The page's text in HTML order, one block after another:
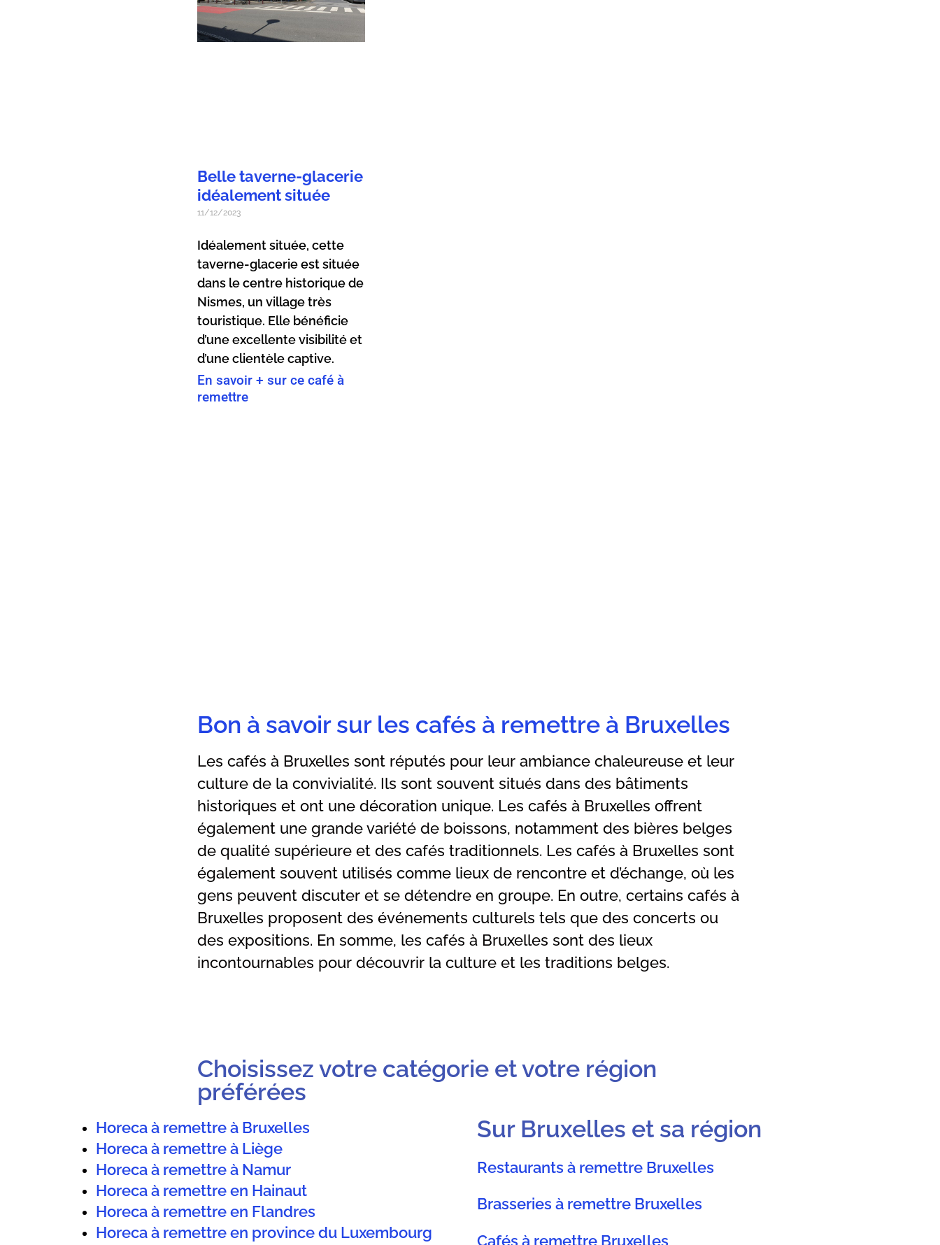
Belle taverne-glacerie
idéalement située
11/12/2023
Idéalement située, cette
taverne-glacerie est située
dans le centre historique de
Nismes, un village très
touristique. Elle bénéficie
d’une excellente visibilité et
d’une clientèle captive.
En savoir + sur ce café à
remettre
Bon à savoir sur les cafés à remettre à Bruxelles
Les cafés à Bruxelles sont réputés pour leur ambiance chaleureuse et leur
culture de la convivialité. Ils sont souvent situés dans des bâtiments
historiques et ont une décoration unique. Les cafés à Bruxelles offrent
également une grande variété de boissons, notamment des bières belges
de qualité supérieure et des cafés traditionnels. Les cafés à Bruxelles sont
également souvent utilisés comme lieux de rencontre et d’échange, où les
gens peuvent discuter et se détendre en groupe. En outre, certains cafés à
Bruxelles proposent des événements culturels tels que des concerts ou
des expositions. En somme, les cafés à Bruxelles sont des lieux
incontournables pour découvrir la culture et les traditions belges.
Choisissez votre catégorie et votre région
préférées
Horeca à remettre à Bruxelles
Horeca à remettre à Liège
Horeca à remettre à Namur
Horeca à remettre en Hainaut
Horeca à remettre en Flandres
Horeca à remettre en province du Luxembourg
Sur Bruxelles et sa région
Restaurants à remettre Bruxelles
Brasseries à remettre Bruxelles
Cafés à remettre Bruxelles